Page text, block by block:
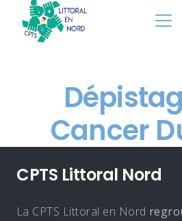
Cancer
CPTS Littoral Nord
La CPTS Littoral en Nord